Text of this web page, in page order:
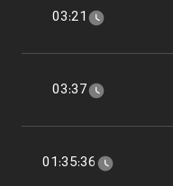
03:21
03:37
01:35:36